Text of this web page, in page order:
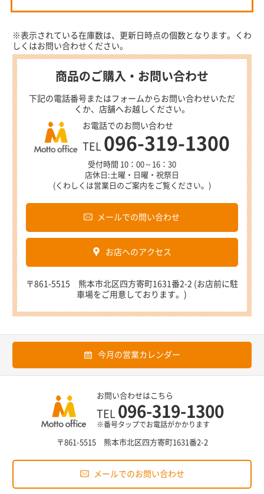
※表示されている在庫数は、更新日時点の個数となります。くわ
しくはお問い合わせください。
商品のご購入・お問い合わせ
下記の電話番号またはフォームからお問い合わせいただ
くか、店舗へお越しください。
お電話でのお問い合わせ
TEL 096-319-1300
受付時間 10：00～16：30
店休日:土曜・日曜・祝祭日
(くわしくは営業日のご案内をご覧ください。)
メールでの問い合わせ
お店へのアクセス
〒861-5515 熊本市北区四方寄町1631番2-2 (お店前に駐
車場をご用意しております。)
今月の営業カレンダー
お問い合わせはこちら
TEL 096-319-1300
※番号タップでお電話がかかります
〒861-5515 熊本市北区四方寄町1631番2-2
メールでのお問い合わせ